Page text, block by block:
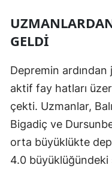
GELDI
Depremin ardından
aktif fay hatları
çekti. Uzmanlar,
Bigadiç ve
orta büyüklükte
4.0 büyüklüğündeki